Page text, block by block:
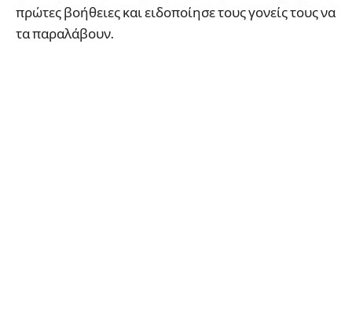
πρώτες βοήθειες και ειδοποίησε τους γονείς τους να
τα παραλάβουν.